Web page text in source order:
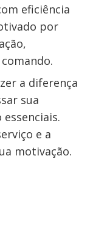
eficiência
por
a diferença
sua
e a
motivação.